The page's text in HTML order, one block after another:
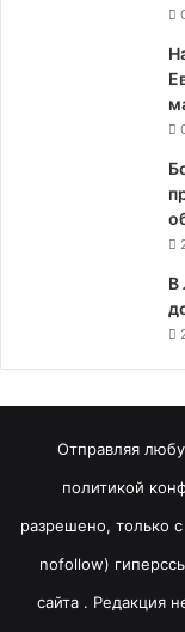
В
Отправляя
политикой
разрешено, только
nofollow)
сайта . Редакция